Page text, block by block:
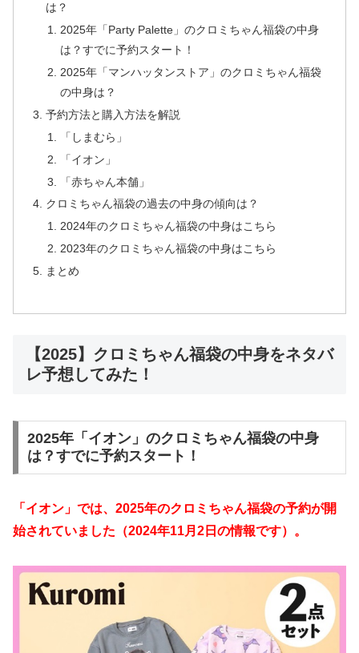
は？
2025年「Party Palette」のクロミちゃん福袋の中身
は？すでに予約スタート！
2025年「マンハッタンストア」のクロミちゃん福袋
の中身は？
予約方法と購入方法を解説
「しまむら」
「イオン」
「赤ちゃん本舗」
クロミちゃん福袋の過去の中身の傾向は？
2024年のクロミちゃん福袋の中身はこちら
2023年のクロミちゃん福袋の中身はこちら
まとめ
【2025】クロミちゃん福袋の中身をネタバ
レ予想してみた！
2025年「イオン」のクロミちゃん福袋の中身
は？すでに予約スタート！
「イオン」では、2025年のクロミちゃん福袋の予約が開
始されていました（2024年11月2日の情報です）。